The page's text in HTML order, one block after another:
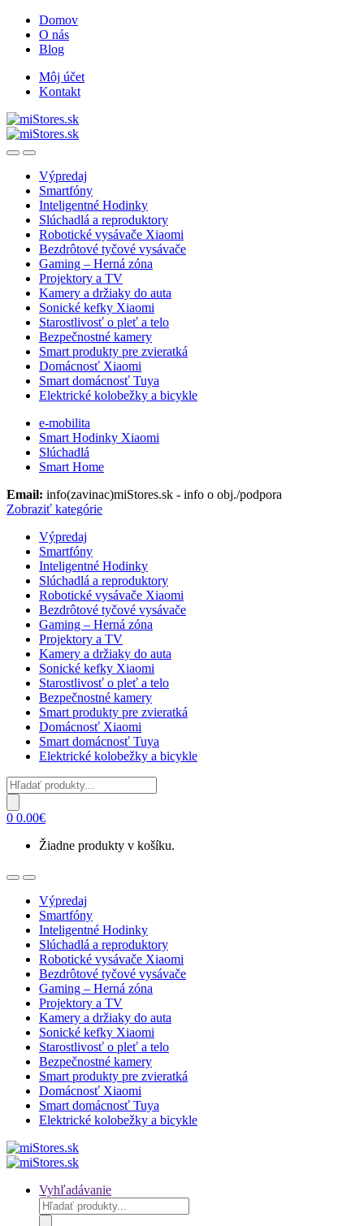
Skip
navigation
Skip
content
Domov
O nás
Blog
Môj účet
Kontakt
OpenClose
Výpredaj
Smartfóny
Inteligentné Hodinky
Slúchadlá a reproduktory
Robotické vysávače Xiaomi
Bezdrôtové tyčové vysávače
Gaming – Herná zóna
Projektory a TV
Kamery a držiaky do auta
Sonické kefky Xiaomi
Starostlivosť o pleť a telo
Bezpečnostné kamery
Smart produkty pre zvieratká
Domácnosť Xiaomi
Smart domácnosť Tuya
Elektrické kolobežky a bicykle
e-mobilita
Smart Hodinky Xiaomi
Slúchadlá
Smart Home
Email: info(zavinac)miStores.sk - info o obj./podpora
Zobraziť kategórie
Výpredaj
Smartfóny
Inteligentné Hodinky
Slúchadlá a reproduktory
Robotické vysávače Xiaomi
Bezdrôtové tyčové vysávače
Gaming – Herná zóna
Projektory a TV
Kamery a držiaky do auta
Sonické kefky Xiaomi
Starostlivosť o pleť a telo
Bezpečnostné kamery
Smart produkty pre zvieratká
Domácnosť Xiaomi
Smart domácnosť Tuya
Elektrické kolobežky a bicykle
Products
search
0 0.00€
Žiadne produkty v košíku.
OpenClose
Výpredaj
Smartfóny
Inteligentné Hodinky
Slúchadlá a reproduktory
Robotické vysávače Xiaomi
Bezdrôtové tyčové vysávače
Gaming – Herná zóna
Projektory a TV
Kamery a držiaky do auta
Sonické kefky Xiaomi
Starostlivosť o pleť a telo
Bezpečnostné kamery
Smart produkty pre zvieratká
Domácnosť Xiaomi
Smart domácnosť Tuya
Elektrické kolobežky a bicykle
Vyhľadávanie
Products
search